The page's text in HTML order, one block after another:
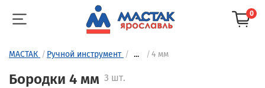
0
МАСТАК Ручной инструмент ... 4 мм
Бородки 4 мм 3 шт.